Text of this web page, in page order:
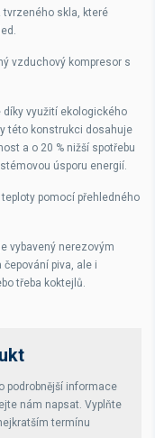
tvrzeného skla, které
vzduchový kompresor s
díky využití ekologického
této konstrukci dosahuje
a o 20 % nižší spotřebu
úsporu energií.
teploty pomocí přehledného
vybavený nerezovým
piva, ale i
třeba koktejlů.
podrobnější informace
nám napsat. Vyplňte
termínu